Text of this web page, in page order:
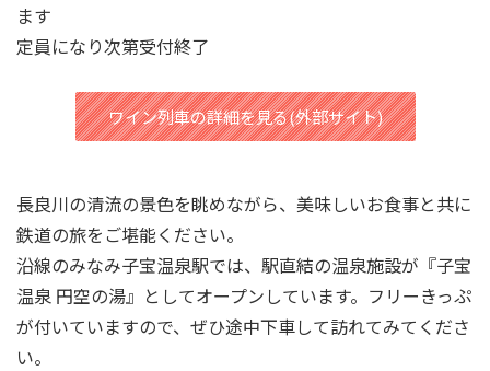
ます
定員になり次第受付終了
ワイン列車の詳細を見る(外部サイト)
長良川の清流の景色を眺めながら、美味しいお食事と共に
鉄道の旅をご堪能ください。
沿線のみなみ子宝温泉駅では、駅直結の温泉施設が『子宝
温泉 円空の湯』としてオープンしています。フリーきっぷ
が付いていますので、ぜひ途中下車して訪れてみてくださ
い。